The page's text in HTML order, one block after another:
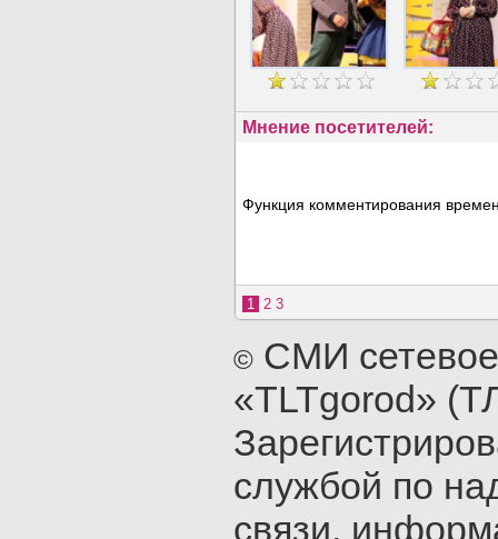
Мнение посетителей:
Функция комментирования
1 2 3
© СМИ
«TLTgorod»
службой по
связи,